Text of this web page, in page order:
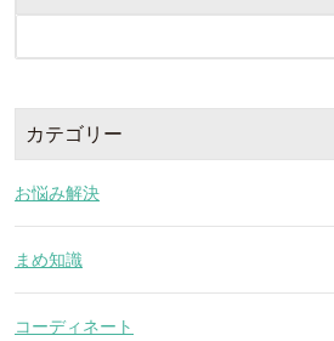
カテゴリー
お悩み解決
まめ知識
コーディネート